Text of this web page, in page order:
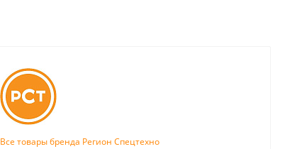
Все товары бренда Регион Спецтехно